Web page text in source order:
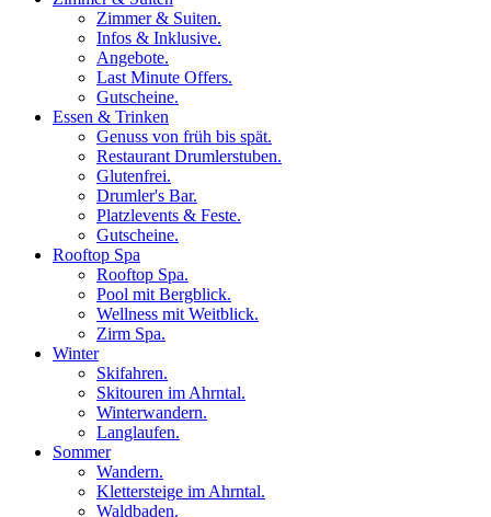
Zimmer & Suiten.
Infos & Inklusive.
Angebote.
Last Minute Offers.
Gutscheine.
Essen & Trinken
Genuss von früh bis spät.
Restaurant Drumlerstuben.
Glutenfrei.
Drumler's Bar.
Platzlevents & Feste.
Gutscheine.
Rooftop Spa
Rooftop Spa.
Pool mit Bergblick.
Wellness mit Weitblick.
Zirm Spa.
Winter
Skifahren.
Skitouren im Ahrntal.
Winterwandern.
Langlaufen.
Sommer
Wandern.
Klettersteige im Ahrntal.
Waldbaden.